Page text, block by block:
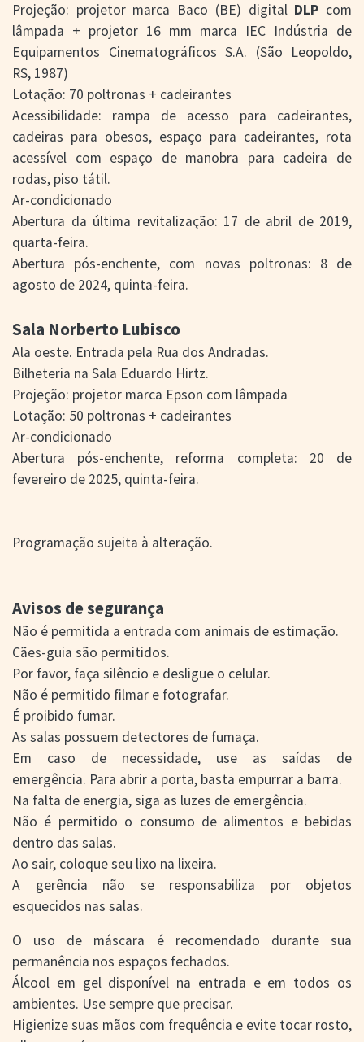
Projeção: projetor marca Baco (BE) digital DLP com
lâmpada + projetor 16 mm marca IEC Indústria de
Equipamentos Cinematográficos S.A. (São Leopoldo,
RS, 1987)
Lotação: 70 poltronas + cadeirantes
Acessibilidade: rampa de acesso para cadeirantes,
cadeiras para obesos, espaço para cadeirantes, rota
acessível com espaço de manobra para cadeira de
rodas, piso tátil.
Ar-condicionado
Abertura da última revitalização: 17 de abril de 2019,
quarta-feira.
Abertura pós-enchente, com novas poltronas: 8 de
agosto de 2024, quinta-feira.
Sala Norberto Lubisco
Ala oeste. Entrada pela Rua dos Andradas.
Bilheteria na Sala Eduardo Hirtz.
Projeção: projetor marca Epson com lâmpada
Lotação: 50 poltronas + cadeirantes
Ar-condicionado
Abertura pós-enchente, reforma completa: 20 de
fevereiro de 2025, quinta-feira.
Programação sujeita à alteração.
Avisos de segurança
Não é permitida a entrada com animais de estimação.
Cães-guia são permitidos.
Por favor, faça silêncio e desligue o celular.
Não é permitido filmar e fotografar.
É proibido fumar.
As salas possuem detectores de fumaça.
Em caso de necessidade, use as saídas de
emergência. Para abrir a porta, basta empurrar a barra.
Na falta de energia, siga as luzes de emergência.
Não é permitido o consumo de alimentos e bebidas
dentro das salas.
Ao sair, coloque seu lixo na lixeira.
A gerência não se responsabiliza por objetos
esquecidos nas salas.
O uso de máscara é recomendado durante sua
permanência nos espaços fechados.
Álcool em gel disponível na entrada e em todos os
ambientes. Use sempre que precisar.
Higienize suas mãos com frequência e evite tocar rosto,